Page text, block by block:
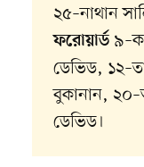
২৫–নাথান
ফরোয়ার্ড
ডেভিড,
বুকানান,
ডেভিড।